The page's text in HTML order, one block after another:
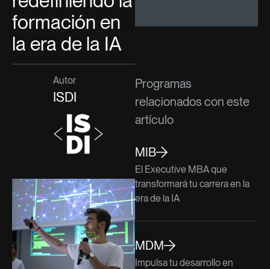
formación en
la era de la IA
Autor
ISDI
Programas
relacionados con este
artículo
MIB
El Executive MBA que
transformará tu carrera en la
era de la IA
MDM
Impulsa tu desarrollo en